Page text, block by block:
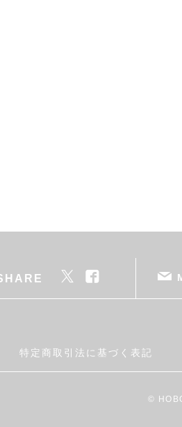
特定商取引法に基づく表記
©